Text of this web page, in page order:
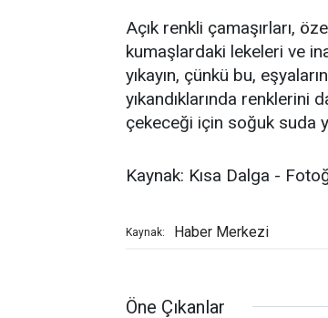
Açık renkli çamaşırları,
kumaşlardaki lekeleri ve
yıkayın, çünkü bu,
yıkandıklarında
çekeceği için soğuk suda
Kaynak: Kısa Dalga -
Kaynak: Haber Merkezi
Öne Çıkanlar